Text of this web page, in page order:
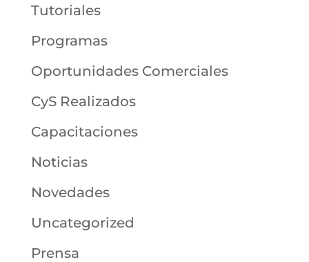
Tutoriales
Programas
Oportunidades Comerciales
CyS Realizados
Capacitaciones
Noticias
Novedades
Uncategorized
Prensa